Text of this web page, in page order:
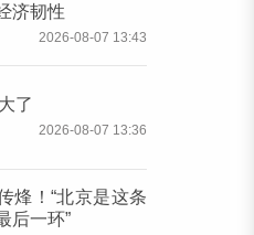
济韧性
2026-08-07 13:43
了
2026-08-07 13:36
烽！“北京是这条
后一环”